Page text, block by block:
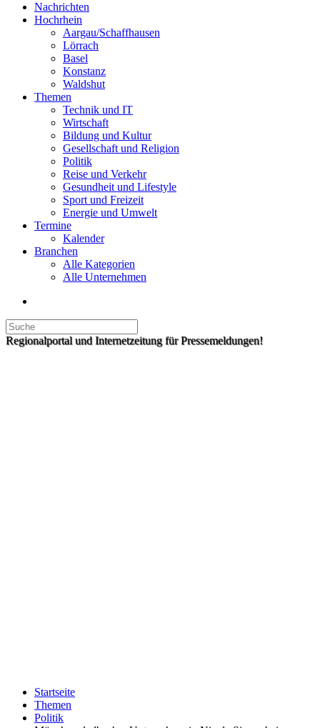
Nachrichten
Hochrhein
Aargau/Schaffhausen
Lörrach
Basel
Konstanz
Waldshut
Themen
Technik und IT
Wirtschaft
Bildung und Kultur
Gesellschaft und Religion
Politik
Reise und Verkehr
Gesundheit und Lifestyle
Sport und Freizeit
Energie und Umwelt
Termine
Kalender
Branchen
Alle Kategorien
Alle Unternehmen
Regionalportal und Internetzeitung für Pressemeldungen!
Startseite
Themen
Politik